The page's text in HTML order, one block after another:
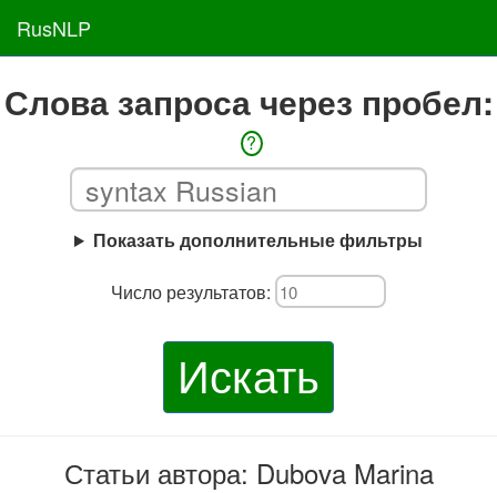
RusNLP
Слова запроса через пробел:
?
Показать дополнительные фильтры
Число результатов:
Искать
Статьи автора: Dubova Marina